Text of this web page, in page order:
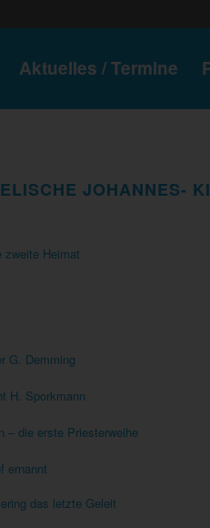
Aktuelles / Termine
JOHANNES-
zweite Heimat
G. Demming
H. Sporkmann
– die erste Priesterweihe
ernannt
das letzte Geleit